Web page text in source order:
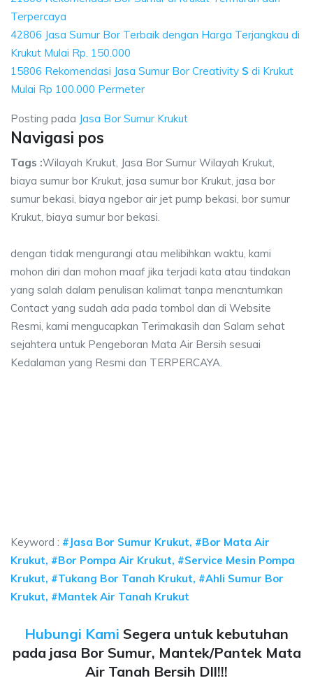
Terpercaya
42806 Jasa Sumur Bor Terbaik dengan Harga Terjangkau di
Krukut Mulai Rp. 150.000
15806 Rekomendasi Jasa Sumur Bor Creativity S di Krukut
Mulai Rp 100.000 Permeter
Posting pada Jasa Bor Sumur Krukut
Navigasi pos
Tags :Wilayah Krukut, Jasa Bor Sumur Wilayah Krukut,
biaya sumur bor Krukut, jasa sumur bor Krukut, jasa bor
sumur bekasi, biaya ngebor air jet pump bekasi, bor sumur
Krukut, biaya sumur bor bekasi.
dengan tidak mengurangi atau melibihkan waktu, kami
mohon diri dan mohon maaf jika terjadi kata atau tindakan
yang salah dalam penulisan kalimat tanpa mencntumkan
Contact yang sudah ada pada tombol dan di Website
Resmi, kami mengucapkan Terimakasih dan Salam sehat
sejahtera untuk Pengeboran Mata Air Bersih sesuai
Kedalaman yang Resmi dan TERPERCAYA.
Keyword : #Jasa Bor Sumur Krukut, #Bor Mata Air
Krukut, #Bor Pompa Air Krukut, #Service Mesin Pompa
Krukut, #Tukang Bor Tanah Krukut, #Ahli Sumur Bor
Krukut, #Mantek Air Tanah Krukut
Hubungi Kami Segera untuk kebutuhan
pada jasa Bor Sumur, Mantek/Pantek Mata
Air Tanah Bersih Dll!!!